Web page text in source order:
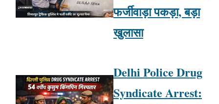
फर्जीवाड़ा पकड़ा, बड़ा
खुलासा
Delhi Police Drug
Syndicate Arrest: